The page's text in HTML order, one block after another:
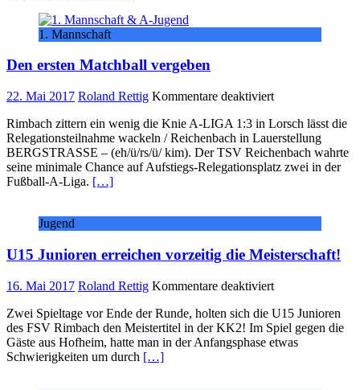
1. Mannschaft
Den ersten Matchball vergeben
22. Mai 2017 Roland Rettig Kommentare deaktiviertfür
ersten
Matchball
vergeben
Rimbach zittern ein wenig die Knie A-LIGA 1:3 in Lorsch lässt die
Relegationsteilnahme wackeln / Reichenbach in Lauerstellung
BERGSTRASSE – (eh/ü/rs/ü/ kim). Der TSV Reichenbach wahrte
seine minimale Chance auf Aufstiegs-Relegationsplatz zwei in der
Fußball-A-Liga. […]
Jugend
U15 Junioren erreichen vorzeitig die Meisterschaft!
16. Mai 2017 Roland Rettig Kommentare deaktiviertfür
Junioren
erreichen
vorzeitig
Zwei Spieltage vor Ende der Runde, holten sich die U15 Junioren
des FSV Rimbach den Meistertitel in der KK2! Im Spiel gegen die
Gäste aus Hofheim, hatte man in der Anfangsphase etwas
Schwierigkeiten um durch […]